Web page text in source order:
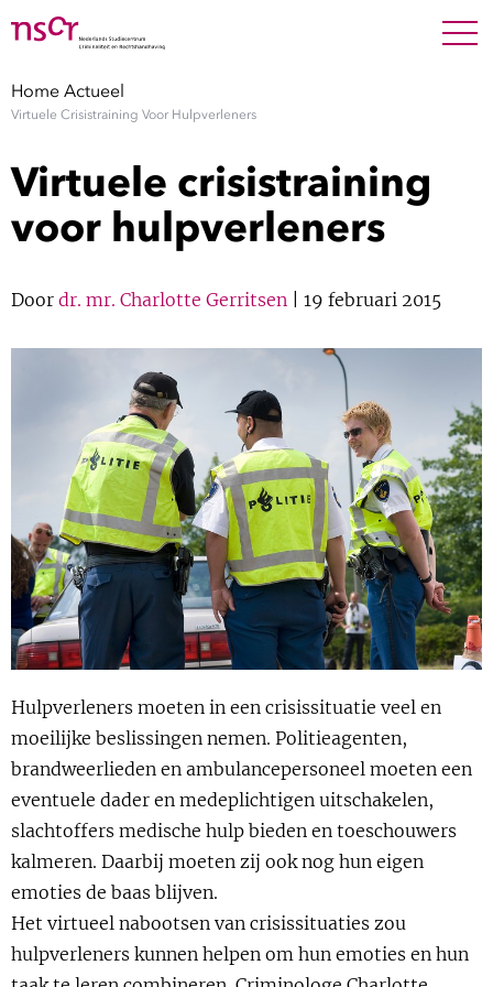
Medewerkers
Over NSCR
Contact
Uitgelicht Show
Cursus
BLOG
Podcast
Home Actueel
Virtuele Crisistraining Voor Hulpverleners
Virtuele crisistraining
voor hulpverleners
Door dr. mr. Charlotte Gerritsen | 19 februari 2015
Hulpverleners moeten in een crisissituatie veel en
moeilijke beslissingen nemen. Politieagenten,
brandweerlieden en ambulancepersoneel moeten een
eventuele dader en medeplichtigen uitschakelen,
slachtoffers medische hulp bieden en toeschouwers
kalmeren. Daarbij moeten zij ook nog hun eigen
emoties de baas blijven.
Het virtueel nabootsen van crisissituaties zou
hulpverleners kunnen helpen om hun emoties en hun